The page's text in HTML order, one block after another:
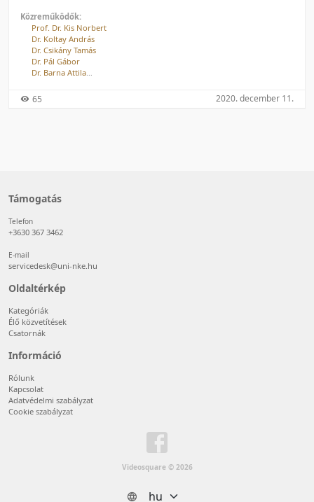
Közreműködők:
Prof. Dr. Kis Norbert
Dr. Koltay András
Dr. Csikány Tamás
Dr. Pál Gábor
Dr. Barna Attila
Csengei Zoltán
65 2020. december 11.
Támogatás
Telefon
+3630 367 3462
E-mail
servicedesk@uni-nke.hu
Oldaltérkép
Kategóriák
Élő közvetítések
Csatornák
Információ
Rólunk
Kapcsolat
Adatvédelmi szabályzat
Cookie szabályzat
Videosquare © 2026